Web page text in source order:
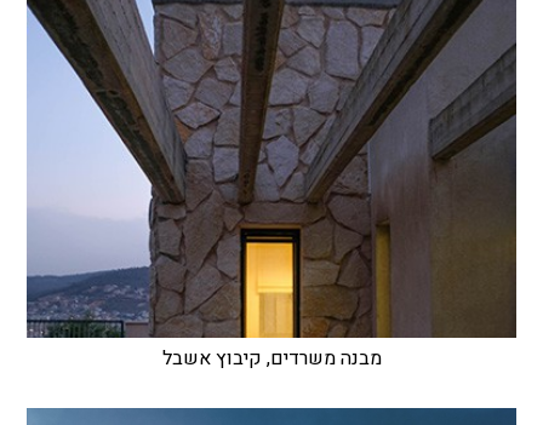
מבנה משרדים, קיבוץ אשבל